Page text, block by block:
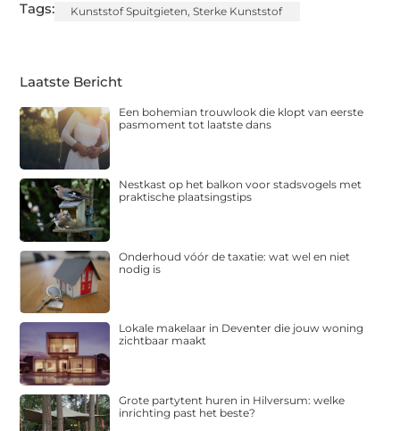
Tags: Kunststof Spuitgieten,Sterke Kunststof
Laatste Bericht
Een bohemian trouwlook die klopt van eerste
pasmoment tot laatste dans
Nestkast op het balkon voor stadsvogels met
praktische plaatsingstips
Onderhoud vóór de taxatie: wat wel en niet
nodig is
Lokale makelaar in Deventer die jouw woning
zichtbaar maakt
Grote partytent huren in Hilversum: welke
inrichting past het beste?